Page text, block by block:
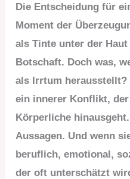
Die Entscheidung für
Moment der
als Tinte unter der
Botschaft. Doch was,
als Irrtum herausstellt?
ein innerer Konflikt,
Körperliche
Aussagen. Und wenn
beruflich, emotional,
der oft unterschätzt